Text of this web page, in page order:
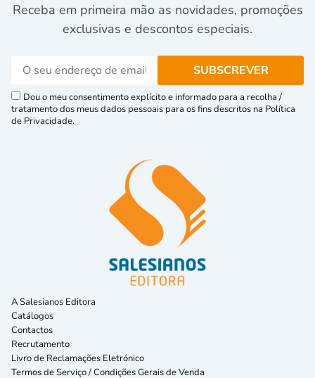
Receba em primeira mão as novidades, promoções
exclusivas e descontos especiais.
Dou o meu consentimento explícito e informado para a recolha /
tratamento dos meus dados pessoais para os fins descritos na Política
de Privacidade.
A Salesianos Editora
Catálogos
Contactos
Recrutamento
Livro de Reclamações Eletrónico
Termos de Serviço / Condições Gerais de Venda